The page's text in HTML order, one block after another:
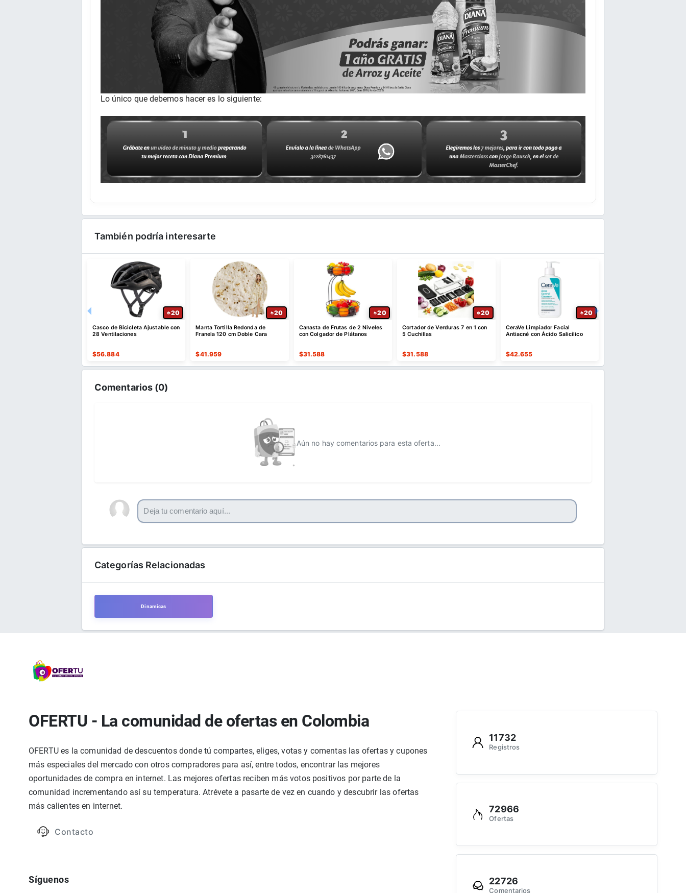
Lo único que debemos hacer es lo siguiente:
También podría interesarte
20
Casco de Bicicleta Ajustable con
28 Ventilaciones
$56.884
20
Manta Tortilla Redonda de
Franela 120 cm Doble Cara
$41.959
20
Canasta de Frutas de 2 Niveles
con Colgador de Plátanos
$31.588
20
Cortador de Verduras 7 en 1 con
5 Cuchillas
$31.588
20
CeraVe Limpiador Facial
Antiacné con Ácido Salicílico
$42.655
Comentarios (0)
Aún no hay comentarios para esta oferta...
Categorías Relacionadas
Dinamicas
OFERTU - La comunidad de ofertas en Colombia
OFERTU es la comunidad de descuentos donde tú compartes, eliges, votas y comentas las ofertas y cupones
más especiales del mercado con otros compradores para así, entre todos, encontrar las mejores
oportunidades de compra en internet. Las mejores ofertas reciben más votos positivos por parte de la
comunidad incrementando así su temperatura. Atrévete a pasarte de vez en cuando y descubrir las ofertas
más calientes en internet.
Contacto
Síguenos
11732
Registros
72966
Ofertas
22726
Comentarios